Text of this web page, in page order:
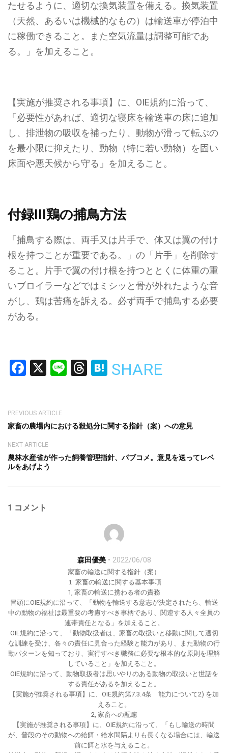
たせるように、適切な換気装置を備える。換気装置
（天然、あるいは機械的なもの）は輸送車が停泊中
に稼働できること。また空気流量は調整可能であ
る。」 を加えること。
【実施が推奨される事項】に、OIE規約に沿って、
「必要性があれば、適切な寝床を輸送車の床に追加
し、排泄物の吸収を補ったり、動物が滑って転ぶの
を最小限に抑えたり、動物（特に若い動物）を固い
床面や悪天候から守る」 を加えること。
付録III鶏の捕鳥方法
「捕鳥する際は、両手又は片手で、体又は翼の付け
根を持つことが重要である。」の「片手」を削除す
ること。片手で翼の付け根を持つととくに体重の重
いブロイラーなどではミシッと骨が外れたような音
がし、鶏は苦痛を訴える。必ず両手で捕鳥する必要
がある。
Facebook
X LineThreads
Hatena
SHARE
PREVIOUS ARTICLE
家畜の農場内における殺処分に関する指針（案）への意見
NEXT ARTICLE
農林水産省が作った飼養管理指針、パブコメ。意見を送ってレベ
ルをあげよう
1 コメント
森田優美 2022/06/08
家畜の輸送に関する指針（案）
１ 家畜の輸送に関する基本事項
1, 家畜の輸送に携わる者の責務
冒頭にOIE規約に沿って、「動物を輸送する意志が決定されたら、輸送
中の動物の福祉は最重要の考慮すべき事柄であり、関連する人々全員の
連帯責任となる」を加えること。
OIE規約に沿って、「動物取扱者は、家畜の取扱いと移動に関して適切
な訓練を受け、各々の責任に見合った経験と能力があり、また動物の行
動パターンを知っており、実行すべき職務に必要な根本的な原則を理解
していること」を加えること。
OIE規約に沿って、動物取扱者は思いやりのある動物の取扱いと世話を
する責任があるを加えること。
【実施が推奨される事項】に、OIE規約第7.3.4条 能力について2) を加
えること。
2, 家畜への配慮
【実施が推奨される事項】に、OIE規約に沿って、「もし輸送の時間
が、普段のその動物への給餌・給水間隔よりも長くなる場合には、輸送
前に餌と水を与えること。